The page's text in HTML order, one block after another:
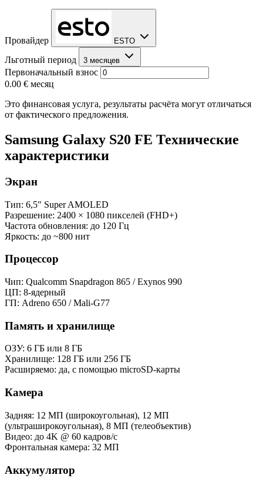
Провайдер ESTO
Льготный период 3 месяцев
Первоначальный взнос
0.00 € месяц
Это финансовая услуга, результаты расчёта могут отличаться
от фактического предложения.
Samsung Galaxy S20 FE Технические
характеристики
Экран
Тип: 6,5" Super AMOLED
Разрешение: 2400 × 1080 пикселей (FHD+)
Частота обновления: до 120 Гц
Яркость: до ~800 нит
Процессор
Чип: Qualcomm Snapdragon 865 / Exynos 990
ЦП: 8-ядерный
ГП: Adreno 650 / Mali-G77
Память и хранилище
ОЗУ: 6 ГБ или 8 ГБ
Хранилище: 128 ГБ или 256 ГБ
Расширяемо: да, с помощью microSD-карты
Камера
Задняя: 12 МП (широкоугольная), 12 МП
(ультраширокоугольная), 8 МП (телеобъектив)
Видео: до 4K @ 60 кадров/с
Фронтальная камера: 32 МП
Аккумулятор